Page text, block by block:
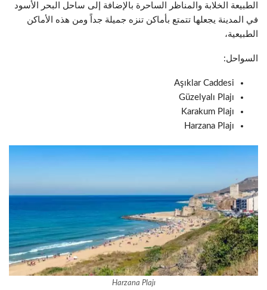
الطبيعة الخلابة والمناظر الساحرة بالإضافة إلى ساحل البحر الأسود
في المدينة يجعلها تتمتع بأماكن تنزه جميلة جداً ومن هذه الأماكن
الطبيعية،
السواحل:
Aşıklar Caddesi
Güzelyalı Plajı
Karakum Plajı
Harzana Plajı
Harzana Plajı